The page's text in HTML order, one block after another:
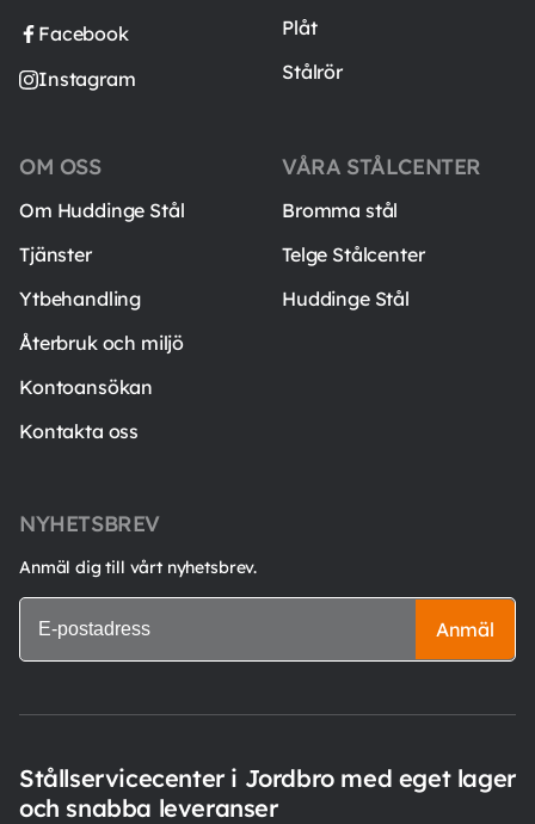
Facebook
Instagram
Plåt
Stålrör
VÅRA STÅLCENTER
Bromma stål
Telge Stålcenter
Huddinge Stål
OM OSS
Om Huddinge Stål
Tjänster
Ytbehandling
Återbruk och miljö
Kontoansökan
Kontakta oss
NYHETSBREV
Anmäl dig till vårt nyhetsbrev.
Anmäl
Stållservicecenter i Jordbro med eget lager
och snabba leveranser